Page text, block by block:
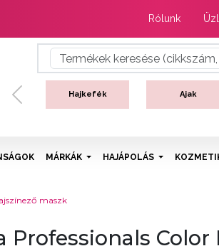
Rólunk
Hajkefék Ajak
Previous
MÁRKÁK HAJÁPOLÁS
maszk
Professionals